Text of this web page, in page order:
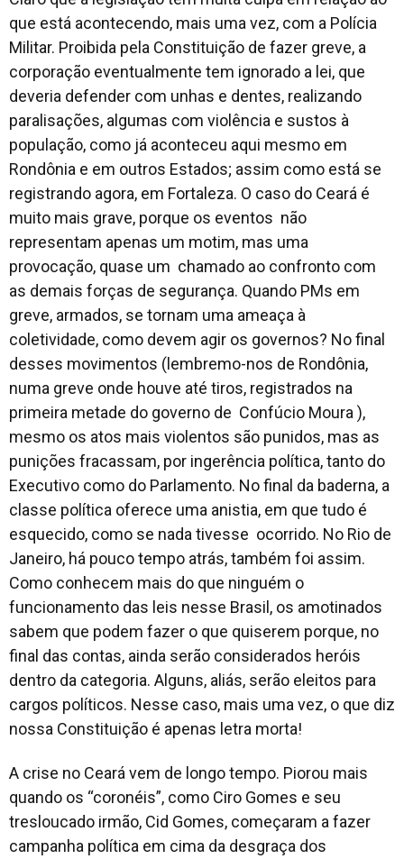
que está acontecendo, mais uma vez, com a Polícia
Militar. Proibida pela Constituição de fazer greve, a
corporação eventualmente tem ignorado a lei, que
deveria defender com unhas e dentes, realizando
paralisações, algumas com violência e sustos à
população, como já aconteceu aqui mesmo em
Rondônia e em outros Estados; assim como está se
registrando agora, em Fortaleza. O caso do Ceará é
muito mais grave, porque os eventos não
representam apenas um motim, mas uma
provocação, quase um chamado ao confronto com
as demais forças de segurança. Quando PMs em
greve, armados, se tornam uma ameaça à
coletividade, como devem agir os governos? No final
desses movimentos (lembremo-nos de Rondônia,
numa greve onde houve até tiros, registrados na
primeira metade do governo de Confúcio Moura ),
mesmo os atos mais violentos são punidos, mas as
punições fracassam, por ingerência política, tanto do
Executivo como do Parlamento. No final da baderna, a
classe política oferece uma anistia, em que tudo é
esquecido, como se nada tivesse ocorrido. No Rio de
Janeiro, há pouco tempo atrás, também foi assim.
Como conhecem mais do que ninguém o
funcionamento das leis nesse Brasil, os amotinados
sabem que podem fazer o que quiserem porque, no
final das contas, ainda serão considerados heróis
dentro da categoria. Alguns, aliás, serão eleitos para
cargos políticos. Nesse caso, mais uma vez, o que diz
nossa Constituição é apenas letra morta!
A crise no Ceará vem de longo tempo. Piorou mais
quando os “coronéis”, como Ciro Gomes e seu
tresloucado irmão, Cid Gomes, começaram a fazer
campanha política em cima da desgraça dos